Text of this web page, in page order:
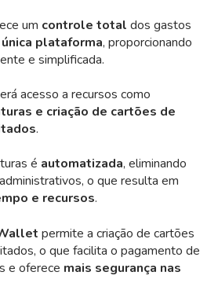
um controle total dos gastos
única plataforma, proporcionando
e simplificada.
acesso a recursos como
e criação de cartões de
.
é automatizada, eliminando
o que resulta em
e recursos.
permite a criação de cartões
o que facilita o pagamento de
e oferece mais segurança nas